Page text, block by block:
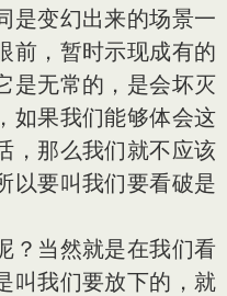
是变幻出来的场景一
前，暂时示现成有的
是无常的，是会坏灭
如果我们能够体会这
，那么我们就不应该
以要叫我们要看破是
当然就是在我们看
叫我们要放下的，就